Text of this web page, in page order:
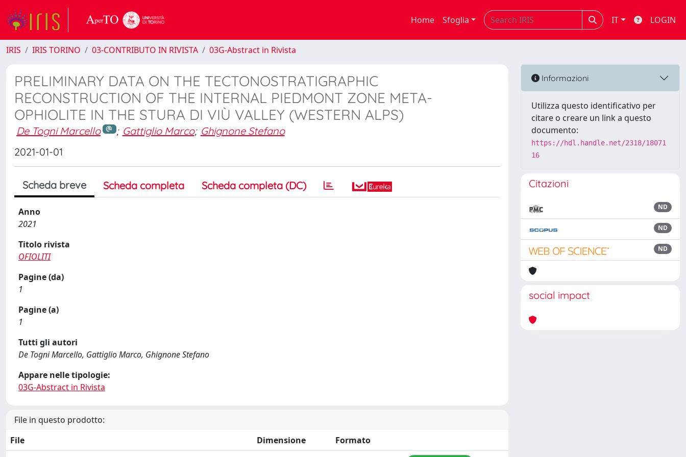
Home Sfoglia IT LOGIN
IRIS IRIS TORINO 03-CONTRIBUTO IN RIVISTA 03G-Abstract in Rivista
PRELIMINARY DATA ON THE TECTONOSTRATIGRAPHIC
RECONSTRUCTION OF THE INTERNAL PIEDMONT ZONE META-
OPHIOLITE IN THE STURA DI VIÙ VALLEY (WESTERN ALPS)
De Togni Marcello ; Gattiglio Marco; Ghignone Stefano
2021-01-01
Scheda breve Scheda completa Scheda completa (DC)
Anno
2021
Titolo rivista
OFIOLITI
Pagine (da)
1
Pagine (a)
1
Tutti gli autori
De Togni Marcello, Gattiglio Marco, Ghignone Stefano
Appare nelle tipologie:
03G-Abstract in Rivista
File in questo prodotto:
File
Dimensione
Formato
Informazioni
Utilizza questo identificativo per
citare o creare un link a questo
documento:
https://hdl.handle.net/2318/18071
16
Citazioni
ND
ND
ND
social impact